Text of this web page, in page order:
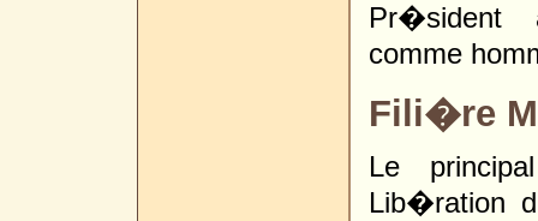
Pr�sident
comme
Fili�re
Le
Lib�ration